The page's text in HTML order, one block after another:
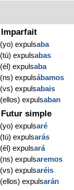
Imparfait
(yo) expulsaba
(tú) expulsabas
(él) expulsaba
(ns) expulsábamos
(vs) expulsabais
(ellos) expulsaban
Futur simple
(yo) expulsaré
(tú) expulsarás
(él) expulsará
(ns) expulsaremos
(vs) expulsaréis
(ellos) expulsarán